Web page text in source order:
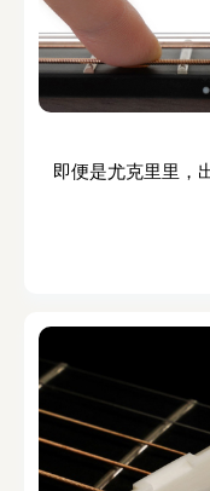
即便是尤克里里，